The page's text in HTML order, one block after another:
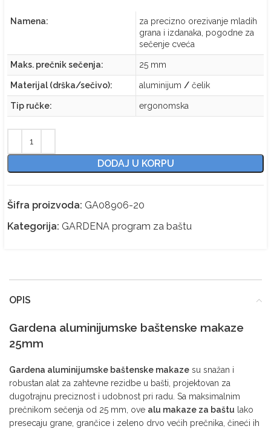
Namena:
za precizno orezivanje mladih
grana i izdanaka, pogodne za
sečenje cveća
Maks. prečnik sečenja: 25 mm
Materijal (drška/sečivo): aluminijum / čelik
Tip ručke: ergonomska
DODAJ U KORPU
Šifra proizvoda: GA08906-20
Kategorija: GARDENA program za baštu
OPIS
Gardena aluminijumske baštenske makaze
25mm
Gardena aluminijumske baštenske makaze su snažan i
robustan alat za zahtevne rezidbe u bašti, projektovan za
dugotrajnu preciznost i udobnost pri radu. Sa maksimalnim
prečnikom sečenja od 25 mm, ove alu makaze za baštu lako
presecaju grane, grančice i zeleno drvo većih prečnika, čineći ih